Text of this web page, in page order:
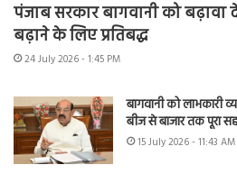
पंजाब सरकार बागवानी को
बढ़ाने के लिए प्रतिबद्ध
24 July 2026 - 1:45 PM
बागवानी को लाभकारी
बीज से बाजार तक पूरा
15 July 2026 - 11:43 AM